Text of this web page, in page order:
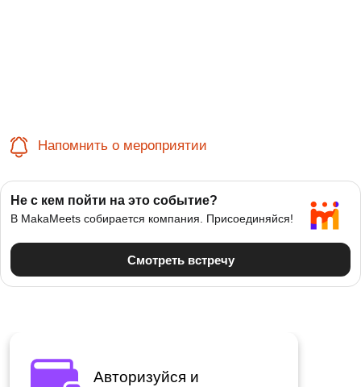
Напомнить о мероприятии
Авторизуйся и